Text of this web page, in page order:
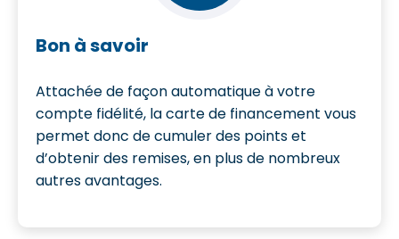
Bon à savoir
Attachée de façon automatique à votre
compte fidélité, la carte de financement vous
permet donc de cumuler des points et
d’obtenir des remises, en plus de nombreux
autres avantages.